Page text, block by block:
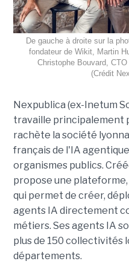
De gauche à droite sur la
fondateur de Wikit, Martin
Christophe Bouvard,
(Crédit
Nexpublica (ex-Inetum
travaille principalement
rachète la société
français de l'IA
organismes publics.
propose une
qui permet de créer,
agents IA directement
métiers. Ses agents IA
plus de 150 collectivités
départements.